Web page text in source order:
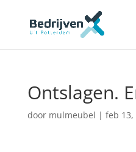
Ontslagen.
door mulmeubel | feb 13,